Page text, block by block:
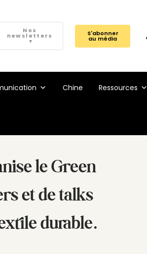
Nos
newsletters
▼
S'abonner
au média
Chine Ressources
le Green
et de talks
durable.